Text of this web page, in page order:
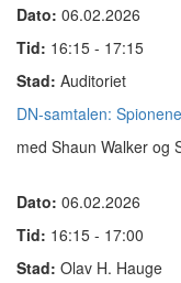
Dato: 06.02.2026
Tid: 16:15 - 17:15
Stad: Auditoriet
DN-samtalen:
med Shaun Walker og
Dato: 06.02.2026
Tid: 16:15 - 17:00
Stad: Olav H. Hauge